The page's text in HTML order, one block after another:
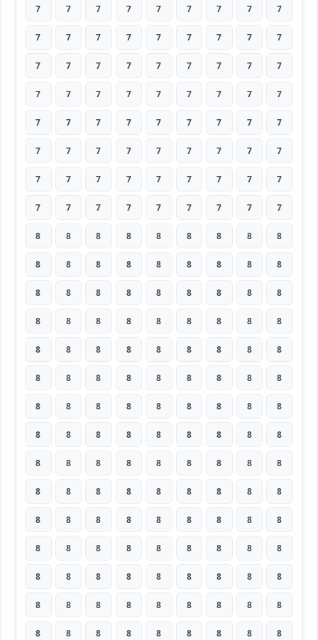
7 7 7 7 7 7 7 7 7
7 7 7 7 7 7 7 7 7
7 7 7 7 7 7 7 7 7
7 7 7 7 7 7 7 7 7
7 7 7 7 7 7 7 7 7
7 7 7 7 7 7 7 7 7
7 7 7 7 7 7 7 7 7
7 7 7 7 7 7 7 7 7
8 8 8 8 8 8 8 8 8
8 8 8 8 8 8 8 8 8
8 8 8 8 8 8 8 8 8
8 8 8 8 8 8 8 8 8
8 8 8 8 8 8 8 8 8
8 8 8 8 8 8 8 8 8
8 8 8 8 8 8 8 8 8
8 8 8 8 8 8 8 8 8
8 8 8 8 8 8 8 8 8
8 8 8 8 8 8 8 8 8
8 8 8 8 8 8 8 8 8
8 8 8 8 8 8 8 8 8
8 8 8 8 8 8 8 8 8
8 8 8 8 8 8 8 8 8
8 8 8 8 8 8 8 8 8